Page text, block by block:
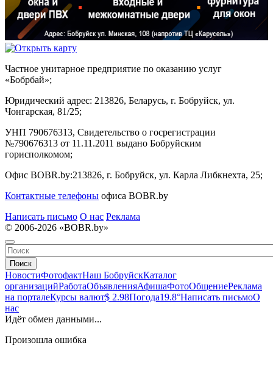
Частное унитарное предприятие по оказанию услуг
«Бобрбай»;
Юридический адрес: 213826, Беларусь, г. Бобруйск, ул.
Чонгарская, 81/25;
УНП 790676313, Свидетельство о госрегистрации
№790676313 от 11.11.2011 выдано Бобруйским
горисполкомом;
Офис BOBR.by:213826, г. Бобруйск, ул. Карла Либкнехта, 25;
Контактные телефоны офиса BOBR.by
Написать письмо О нас Реклама
© 2006-2026 «BOBR.by»
Поиск
НовостиФотофактНаш БобруйскКаталог
организацийРаботаОбъявленияАфишаФотоОбщениеРеклама
на порталеКурсы валют$ 2.98Погода19.8°Написать письмоО
нас
Идёт обмен данными...
Произошла ошибка